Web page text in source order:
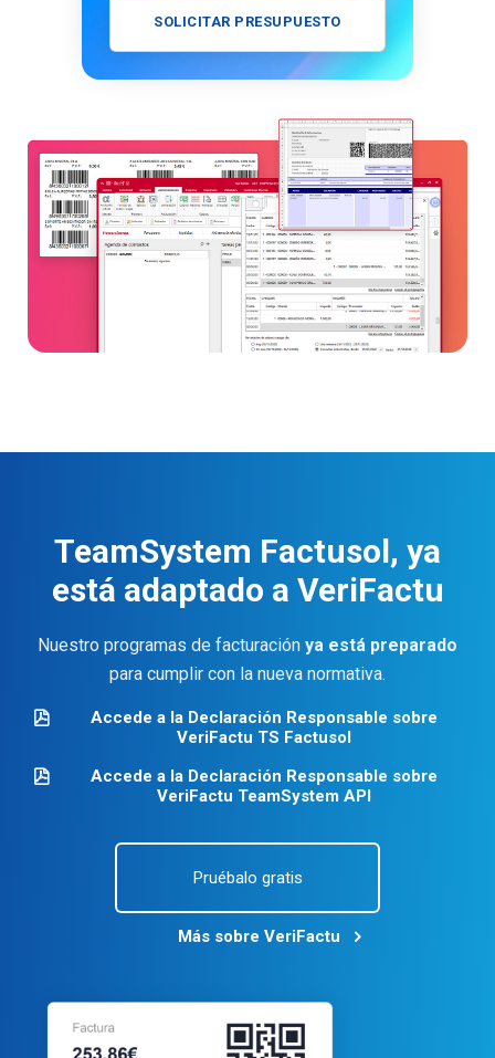
SOLICITAR PRESUPUESTO
TeamSystem Factusol, ya
está adaptado a VeriFactu
Nuestro programas de facturación ya está preparado
para cumplir con la nueva normativa.
Accede a la Declaración Responsable sobre
VeriFactu TS Factusol
Accede a la Declaración Responsable sobre
VeriFactu TeamSystem API
Pruébalo gratis
Más sobre VeriFactu